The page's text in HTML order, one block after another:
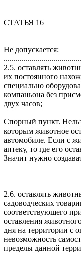
СТАТЬЯ 16
Не допускается:
2.5. оставлять
их постоянного
специально
компаньона без
двух часов;
Спорный пункт.
которым животное
автомобиле. Если с
аптеку, то где его
Значит нужно
2.6. оставлять
садоводческих
соответствующего
оставления
дня на территории с
невозможность
пределы данной